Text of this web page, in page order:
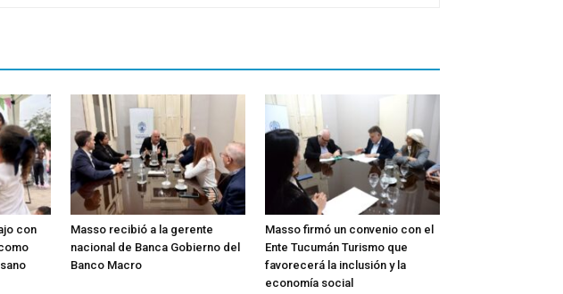
con
Masso recibió a la gerente
nacional de Banca Gobierno del
Banco Macro
Masso firmó un convenio con el
Ente Tucumán Turismo que
favorecerá la inclusión y la
economía social